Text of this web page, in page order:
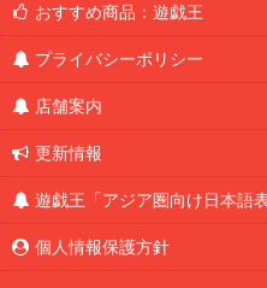
おすすめ商品：遊戯王
プライバシーポリシー
店舗案内
更新情報
遊戯王「アジア圏向け日本語
個人情報保護方針